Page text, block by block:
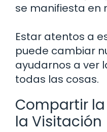
se manifiesta en
Estar atentos a
puede cambiar
ayudarnos a ver
todas las cosas.
Compartir
la Visitación